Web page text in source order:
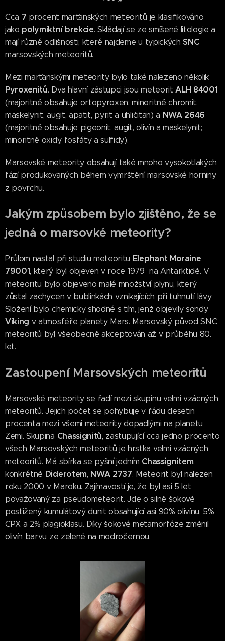
Cca 7 procent marťanských meteoritů je klasifikováno
jako polymiktní brekcie. Skládají se ze smíšené litologie a
mají různé odlišnosti, které najdeme u typickýchSNC
marsovských meteoritů.
Mezi marťanskými meteority bylo také nalezeno několik
Pyroxenitů. Dva hlavní zástupci jsou meteoritALH 84001
(majoritně obsahuje ortopyroxen; minoritně chromit,
maskelynit, augit, apatit, pyrit a uhličitan) a NWA 2646
(majoritně obsahuje pigeonit, augit, olivín a maskelynit;
minoritně oxidy, fosfáty a sulfidy).
Marsovské meteority obsahují také mnoho vysokotlakých
fází produkovaných během vymrštění marsovské horniny
z povrchu.
Jakým způsobem bylo zjištěno, že se
jedná o marsovké meteority?
Průlom nastal při studiu meteoritu Elephant Moraine
79001, který byl objeven v roce 1979 na Antarktidě. V
meteoritu bylo objeveno malé množství plynu, který
zůstal zachycen v bublinkách vznikajících při tuhnutí lávy.
Složení bylo chemicky shodné s tím, jenž objevily sondy
Viking v atmosféře planety Mars. Marsovský původ SNC
meteoritů byl všeobecně akceptován až v průběhu 80.
let.
Zastoupení Marsovských meteoritů
Marsovské meteority se řadí mezi skupinu velmi vzácných
meteoritů. Jejich počet se pohybuje v řádu desetin
procenta mezi všemi meteority dopadlými na planetu
Zemi. Skupina Chassignitů, zastupující cca jedno procento
všech Marsovských meteoritů je hrstka velmi vzácných
meteoritů. Má sbírka se pyšní jedním Chassignitem,
konkrétně Diderotem, NWA 2737. Meteorit byl nalezen
roku 2000 v Maroku. Zajímavostí je, že byl asi 5 let
považovaný za pseudometeorit. Jde o silně šokově
postižený kumulátový dunit obsahující asi 90% olivínu, 5%
CPX a 2% plagioklasu. Díky šokové metamorfóze změnil
olivín barvu ze zelené na modročernou.